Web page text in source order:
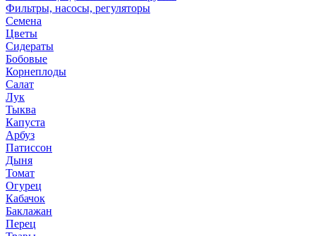
Фильтры, насосы, регуляторы
Семена
Цветы
Сидераты
Бобовые
Корнеплоды
Салат
Лук
Тыква
Капуста
Арбуз
Патиссон
Дыня
Томат
Огурец
Кабачок
Баклажан
Перец